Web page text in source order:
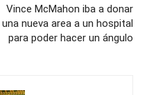
Vince McMahon iba a donar
una nueva area a un hospital
para poder hacer un ángulo